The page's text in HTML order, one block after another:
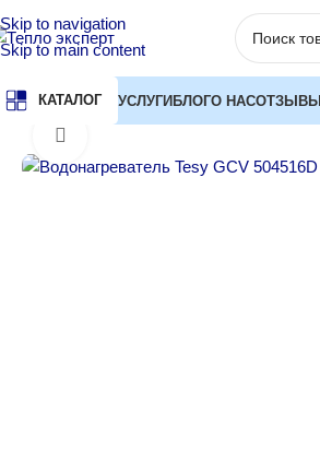
Skip to navigation
Skip to main content
КАТАЛОГ УСЛУГИБЛОГО НАСОТЗЫВЫ
Главная